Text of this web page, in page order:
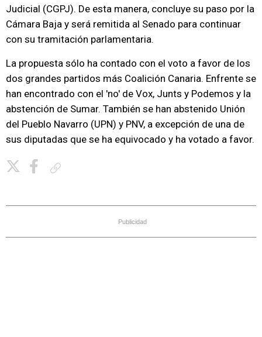
Judicial (CGPJ). De esta manera, concluye su paso por la
Cámara Baja y será remitida al Senado para continuar
con su tramitación parlamentaria.
La propuesta sólo ha contado con el voto a favor de los
dos grandes partidos más Coalición Canaria. Enfrente se
han encontrado con el 'no' de Vox, Junts y Podemos y la
abstención de Sumar. También se han abstenido Unión
del Pueblo Navarro (UPN) y PNV, a excepción de una de
sus diputadas que se ha equivocado y ha votado a favor.
Publicidad